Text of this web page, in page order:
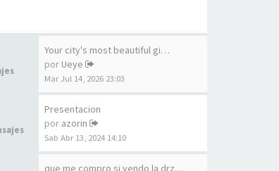
Your city's most beautiful gi…
por Ueye
Mar Jul 14, 2026 23:03
Presentacion
por azorin
Sab Abr 13, 2024 14:10
que me compro si vendo la drz…